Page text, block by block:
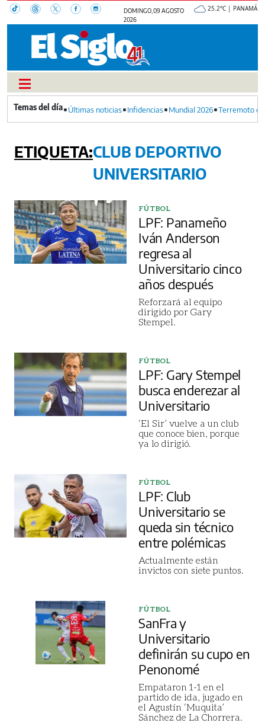
DOMINGO, 09 AGOSTO
2026
25.2°C | PANAMÁ
Últimas noticias Infidencias Mundial 2026 Terremoto
CLUB DEPORTIVO
UNIVERSITARIO
FÚTBOL
LPF: Panameño
Iván Anderson
regresa al
Universitario cinco
años después
Reforzará al equipo
dirigido por Gary
Stempel.
FÚTBOL
LPF: Gary Stempel
busca enderezar al
Universitario
‘El Sir’ vuelve a un club
que conoce bien, porque
ya lo dirigió.
FÚTBOL
LPF: Club
Universitario se
queda sin técnico
entre polémicas
Actualmente están
invictos con siete puntos.
FÚTBOL
SanFra y
Universitario
definirán su cupo en
Penonomé
Empataron 1-1 en el
partido de ida, jugado en
el Agustín ‘Muquita’
Sánchez de La Chorrera.